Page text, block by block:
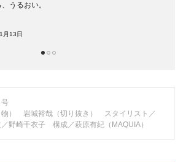
うるおい。
月13日
号
物） 岩城裕哉（切り抜き） スタイリスト／
野崎千衣子 構成／萩原有紀（MAQUIA）